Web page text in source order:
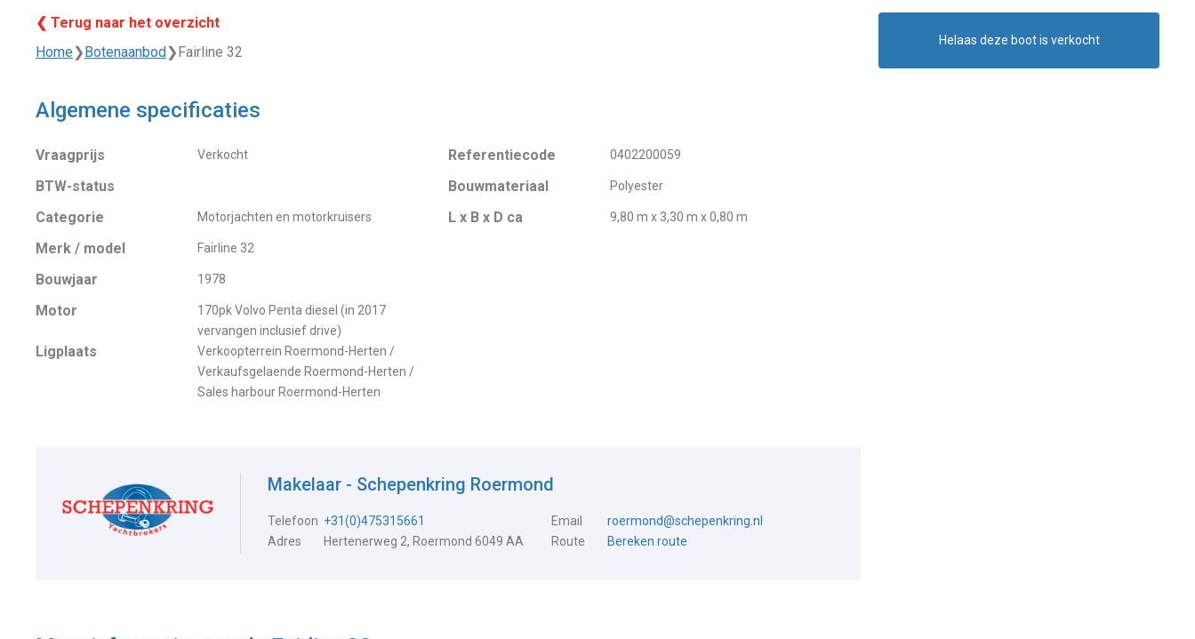
❮ Terug naar het overzicht
Home❯Botenaanbod❯Fairline 32
Algemene specificaties
Vraagprijs Verkocht
BTW-status
Categorie
Motorjachten en motorkruisers
Merk / model Fairline 32
Bouwjaar 1978
Motor
170pk Volvo Penta diesel (in 2017
vervangen inclusief drive)
Ligplaats
Verkoopterrein Roermond-Herten /
Verkaufsgelaende Roermond-Herten /
Sales harbour Roermond-Herten
Referentiecode 0402200059
Bouwmateriaal Polyester
L x B x D ca 9,80 m x 3,30 m x 0,80 m
Makelaar - Schepenkring Roermond
Telefoon +31(0)475315661 Email
roermond@schepenkring.nl
Adres
Hertenerweg 2, Roermond 6049 AA Route Bereken route
Helaas deze boot is verkocht